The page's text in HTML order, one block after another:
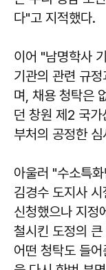
다"고 지적했다.
이어 "남명학사
기관의 관련 규
며, 채용 청탁은
던 창원 제2 국
부처의 공정한
아울러 "수소특
김경수 도지사
신청했으나 지정
철시킨 도정의
어떤 청탁도 들